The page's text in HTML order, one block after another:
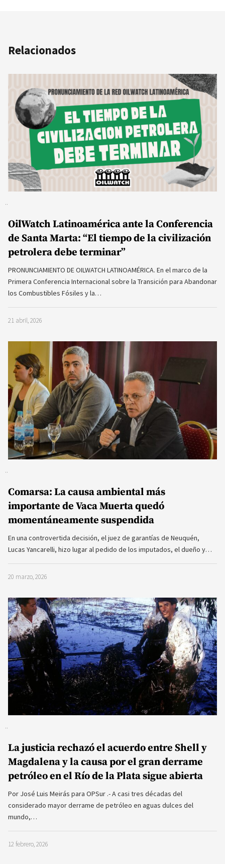
Relacionados
OilWatch Latinoamérica ante la Conferencia
de Santa Marta: “El tiempo de la civilización
petrolera debe terminar”
PRONUNCIAMIENTO DE OILWATCH LATINOAMÉRICA. En el marco de la
Primera Conferencia Internacional sobre la Transición para Abandonar
los Combustibles Fósiles y la…
21 abril, 2026
Comarsa: La causa ambiental más
importante de Vaca Muerta quedó
momentáneamente suspendida
En una controvertida decisión, el juez de garantías de Neuquén,
Lucas Yancarelli, hizo lugar al pedido de los imputados, el dueño y…
20 marzo, 2026
La justicia rechazó el acuerdo entre Shell y
Magdalena y la causa por el gran derrame
petróleo en el Río de la Plata sigue abierta
Por José Luis Meirás para OPSur .- A casi tres décadas del
considerado mayor derrame de petróleo en aguas dulces del
mundo,…
12 febrero, 2026